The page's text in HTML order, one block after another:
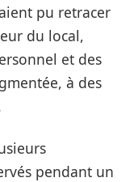
pu retracer
du local,
et des
à des
pendant un